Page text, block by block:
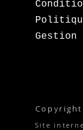
Gestion
Site